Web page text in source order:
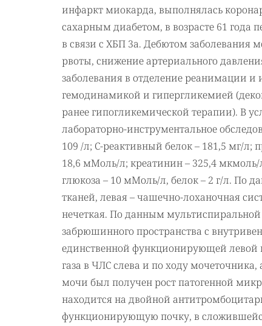
инфаркт миокарда, выполнялась
сахарным диабетом, в возрасте 61 года
в связи с ХБП 3а. Дебютом заболевания
рвоты, снижение артериального
заболевания в отделение реанимации и
гемодинамикой и гипергликемией
ранее гипогликемической терапии). В
лабораторно-инструментальное
109 /л; С-реактивный белок – 181,5 мг/л;
18,6 мМоль/л; креатинин – 325,4
глюкоза – 10 мМоль/л, белок – 2 г/л. По
тканей, левая – чашечно-лоханочная
нечеткая. По данным
забрюшинного пространства с
единственной функционирующей левой
газа в ЧЛС слева и по ходу
мочи был получен рост патогенной
находится на двойной
функционирующую почку, в